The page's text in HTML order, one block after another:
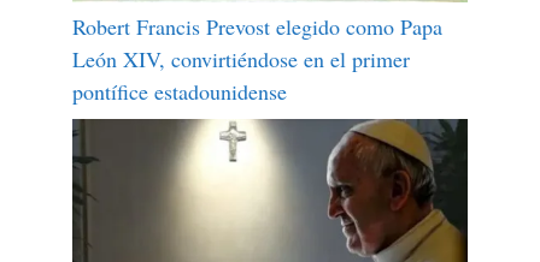
Robert Francis Prevost elegido como Papa
León XIV, convirtiéndose en el primer
pontífice estadounidense